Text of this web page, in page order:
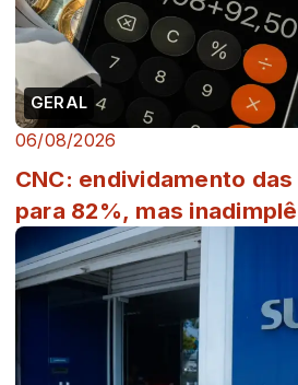
GERAL
06/08/2026
CNC: endividamento
para 82%, mas